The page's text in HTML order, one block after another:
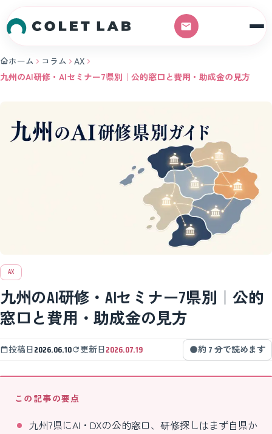
ホーム コラム
AX
九州のAI研修・AIセミナー7県別｜公的窓口と費用・助成金の見方
AX
九州のAI研修・AIセミナー7県別｜公的
窓口と費用・助成金の見方
投稿日2026.06.10 更新日2026.07.19 約 7 分で読めます
この記事の要点
九州7県にAI・DXの公的窓口、研修探しはまず自県か